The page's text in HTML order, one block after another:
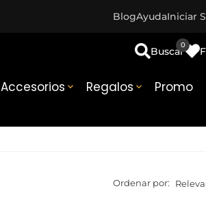
BlogAyudaIniciar
Accesorios  Regalos  Promo
Buscar0
Ordenar por: